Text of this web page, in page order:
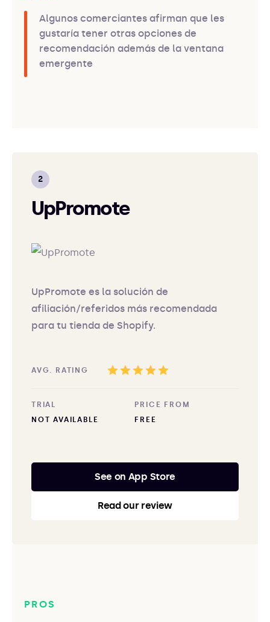
Algunos comerciantes afirman que les
gustaría tener otras opciones de
recomendación además de la ventana
emergente
UpPromote
UpPromote es la solución de
afiliación/referidos más recomendada
para tu tienda de Shopify.
AVG. RATING
TRIAL
NOT AVAILABLE
PRICE FROM
FREE
See on App Store
Read our review
PROS